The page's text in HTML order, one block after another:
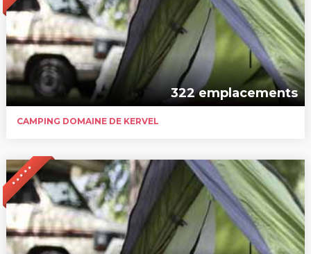
322 emplacements
CAMPING DOMAINE DE KERVEL
* * * * *